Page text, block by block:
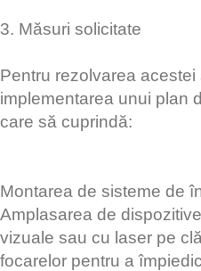
​3. Măsuri solicitate
​Pentru rezolvarea acestei
implementarea unui plan
care să cuprindă:
​Montarea de sisteme de
Amplasarea de
vizuale sau cu laser pe
focarelor pentru a